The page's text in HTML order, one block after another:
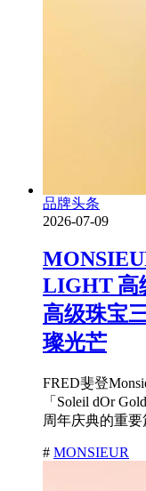
品牌头条
2026-07-09
LIGHT 高
高级珠宝
璨光芒
FRED斐登
「Soleil dOr
周年庆典的重要
# MONSIEUR